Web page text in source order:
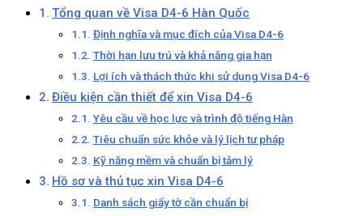
Tổng quan về Visa D4-6 Hàn Quốc
Định nghĩa và mục đích của Visa D4-6
Thời hạn lưu trú và khả năng gia hạn
Lợi ích và thách thức khi sử dụng Visa D4-6
Điều kiện cần thiết để xin Visa D4-6
Yêu cầu về học lực và trình độ tiếng Hàn
Tiêu chuẩn sức khỏe và lý lịch tư pháp
Kỹ năng mềm và chuẩn bị tâm lý
Hồ sơ và thủ tục xin Visa D4-6
Danh sách giấy tờ cần chuẩn bị